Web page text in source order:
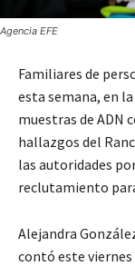
Agencia EFE
Familiares de
esta semana, en
muestras de ADN
hallazgos del
las autoridades
reclutamiento
Alejandra
contó este viernes